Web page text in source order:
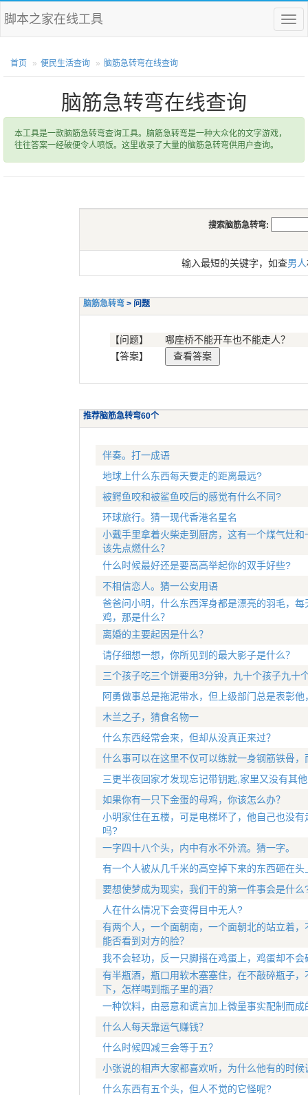
菜
单
脚本之家在线工具
首页 便民生活查询 脑筋急转弯在线查询
脑筋急转弯在线查询
本工具是一款脑筋急转弯查询工具。脑筋急转弯是一种大众化的文字游戏，
往往答案一经破便令人喷饭。这里收录了大量的脑筋急转弯供用户查询。
搜索脑筋急转弯:
输入最短的关键字，如查男人
脑筋急转弯 > 问题
【问题】
哪座桥不能开车也不能走人？
【答案】
推荐脑筋急转弯60个
伴奏。打一成语
地球上什么东西每天要走的距离最远?
被鳄鱼咬和被鲨鱼咬后的感觉有什么不同?
环球旅行。猜一现代香港名星名
小戴手里拿着火柴走到厨房，这有一个煤气灶
该先点燃什么？
什么时候最好还是要高高举起你的双手好些?
不相信恋人。猜一公安用语
爸爸问小明，什么东西浑身都是漂亮的羽毛，
鸡，那是什么？
离婚的主要起因是什么？
请仔细想一想，你所见到的最大影子是什么？
三个孩子吃三个饼要用3分钟，九十个孩子九十
阿勇做事总是拖泥带水，但上级部门总是表彰他
木兰之子，猜食名物一
什么东西经常会来，但却从没真正来过？
什么事可以在这里不仅可以练就一身钢筋铁骨，
三更半夜回家才发现忘记带钥匙,家里又没有其
如果你有一只下金蛋的母鸡，你该怎么办？
小明家住在五楼，可是电梯坏了，他自己也没
吗?
一字四十八个头，内中有水不外流。猜一字。
有一个人被从几千米的高空掉下来的东西砸在
要想使梦成为现实，我们干的第一件事会是什么
人在什么情况下会变得目中无人?
有两个人，一个面朝南，一个面朝北的站立着
能否看到对方的脸？
我不会轻功，反一只脚搭在鸡蛋上，鸡蛋却不会
有半瓶酒，瓶口用软木塞塞住，在不敲碎瓶子
下，怎样喝到瓶子里的酒？
一种饮料，由恶意和谎言加上微量事实配制而
什么人每天靠运气赚钱？
什么时候四减三会等于五？
小张说的相声大家都喜欢听，为什么他有的时候
什么东西有五个头，但人不觉的它怪呢?